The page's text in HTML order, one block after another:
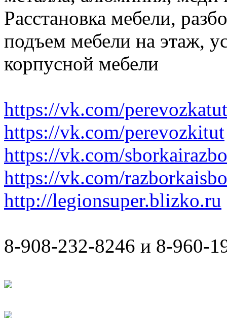
Расстановка мебели,
подъем мебели на этаж,
корпусной мебели
https://vk.com/perevozkatut
https://vk.com/perevozkitut
https://vk.com/
https://vk.com/
http://legionsuper.blizko.ru
8-908-232-8246 и 8-960-